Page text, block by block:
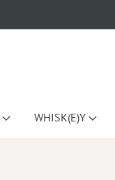
WHISK(E)Y